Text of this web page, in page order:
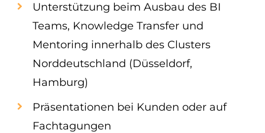
Unterstützung beim Ausbau des BI
Teams, Knowledge Transfer und
Mentoring innerhalb des Clusters
Norddeutschland (Düsseldorf,
Hamburg)
Präsentationen bei Kunden oder auf
Fachtagungen